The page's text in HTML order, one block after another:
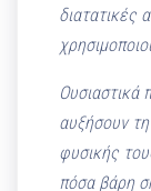
διατατικές
αυξήσουν
φυσικής
πόσα βάρη